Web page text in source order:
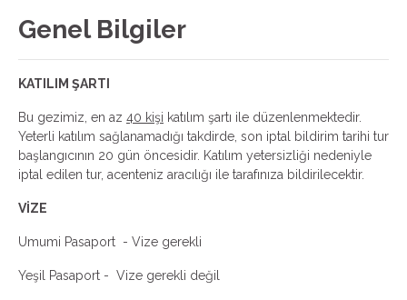
Genel Bilgiler
KATILIM ŞARTI
Bu gezimiz, en az 40 kişi katılım şartı ile düzenlenmektedir.
Yeterli katılım sağlanamadığı takdirde, son iptal bildirim tarihi tur
başlangıcının 20 gün öncesidir. Katılım yetersizliği nedeniyle
iptal edilen tur, acenteniz aracılığı ile tarafınıza bildirilecektir.
VİZE
Umumi Pasaport - Vize gerekli
Yeşil Pasaport - Vize gerekli değil